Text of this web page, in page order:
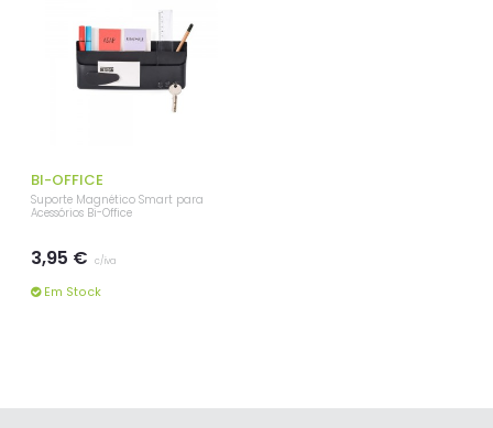
BI-OFFICE
Suporte Magnético Smart para
Acessórios Bi-Office
3,95 € c/iva
Em Stock